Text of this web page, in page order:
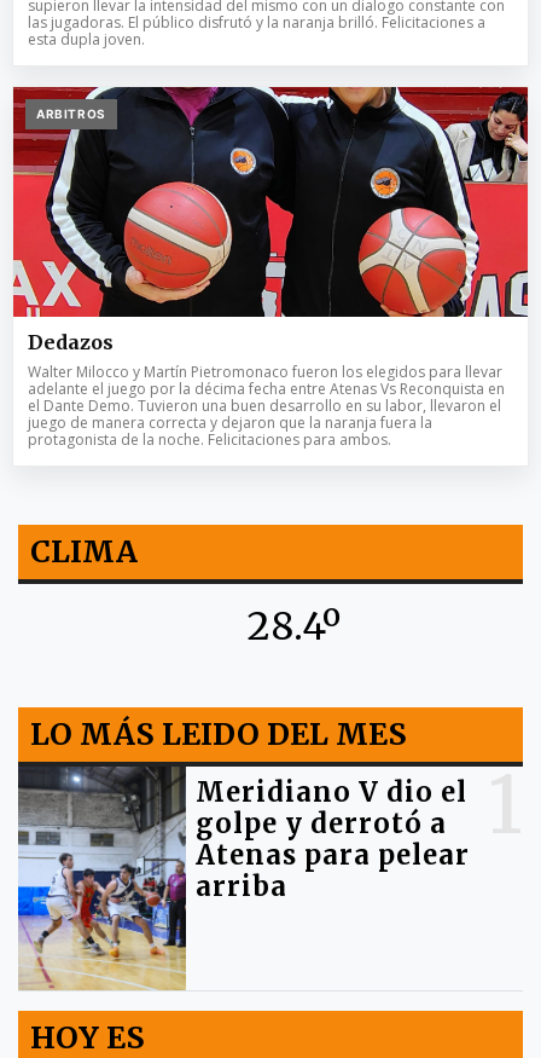
supieron llevar la intensidad del mismo con un dialogo constante con
las jugadoras. El público disfrutó y la naranja brilló. Felicitaciones a
esta dupla joven.
ARBITROS
Dedazos
Walter Milocco y Martín Pietromonaco fueron los elegidos para llevar
adelante el juego por la décima fecha entre Atenas Vs Reconquista en
el Dante Demo. Tuvieron una buen desarrollo en su labor, llevaron el
juego de manera correcta y dejaron que la naranja fuera la
protagonista de la noche. Felicitaciones para ambos.
CLIMA
28.4º
LO MÁS LEIDO DEL MES
Meridiano V dio el
golpe y derrotó a
Atenas para pelear
arriba
HOY ES